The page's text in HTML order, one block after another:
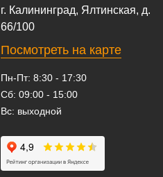
г. Калининград, Ялтинская, д.
66/100
Посмотреть на карте
Пн-Пт: 8:30 - 17:30
Сб: 09:00 - 15:00
Вс: выходной